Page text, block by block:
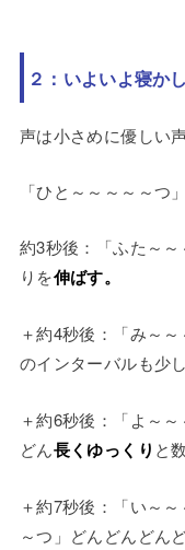
２：いよいよ寝か
声は小さめに優しい声
「ひと～～～～～つ
約3秒後：「ふた～
りを伸ばす。
＋約4秒後：「み～
のインターバルも少
＋約6秒後：「よ～
どん長くゆっくり と
＋約7秒後：「い～
～つ」どんどんどん